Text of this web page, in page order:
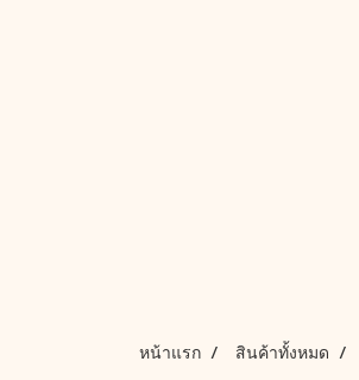
หน้าแรก สินค้าทั้งหมด